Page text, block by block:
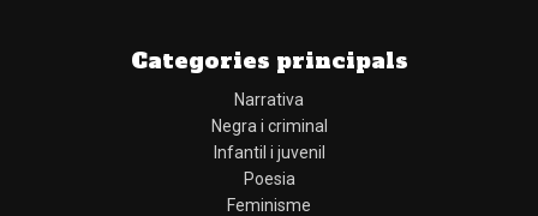
Categories principals
Narrativa
Negra i criminal
Infantil i juvenil
Poesia
Feminisme